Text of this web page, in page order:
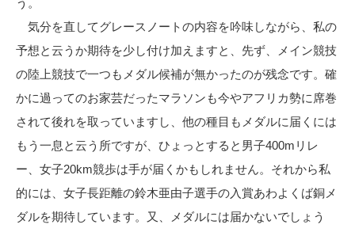
気分を直してグレースノートの内容を吟味しながら、私の
予想と云うか期待を少し付け加えますと、先ず、メイン競技
の陸上競技で一つもメダル候補が無かったのが残念です。確
かに過ってのお家芸だったマラソンも今やアフリカ勢に席巻
されて後れを取っていますし、他の種目もメダルに届くには
もう一息と云う所ですが、ひょっとすると男子400mリレ
ー、女子20km競歩は手が届くかもしれません。それから私
的には、女子長距離の鈴木亜由子選手の入賞あわよくば銅メ
ダルを期待しています。又、メダルには届かないでしょう